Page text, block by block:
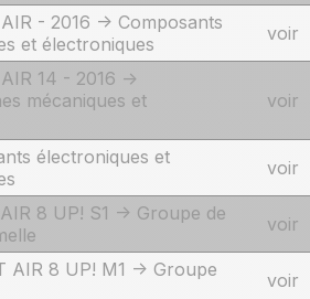
- 2016 -> Composants
et électroniques
voir
14 - 2016 ->
mécaniques et
voir
électroniques et
voir
8 UP! S1 -> Groupe de
voir
AIR 8 UP! M1 -> Groupe
voir